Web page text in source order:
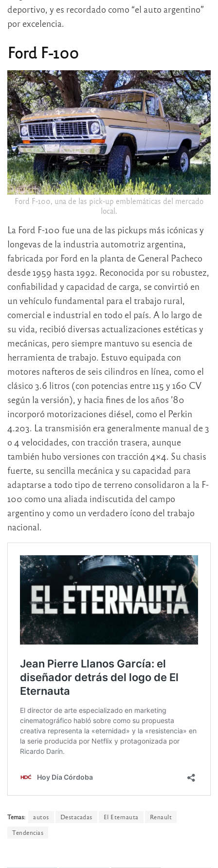
deportivo, y es recordado como “el auto argentino”
por excelencia.
Ford F-100
Ford F-100, una de las pick-up emblemáticas del mercado
local.
La Ford F-100 fue una de las pickups más icónicas y
longevas de la industria automotriz argentina,
fabricada por Ford en la planta de General Pacheco
desde 1959 hasta 1992. Reconocida por su robustez,
confiabilidad y capacidad de carga, se convirtió en
un vehículo fundamental para el trabajo rural,
comercial e industrial en todo el país. A lo largo de
su vida, recibió diversas actualizaciones estéticas y
mecánicas, pero siempre mantuvo su esencia de
herramienta de trabajo. Estuvo equipada con
motores nafteros de seis cilindros en línea, como el
clásico 3.6 litros (con potencias entre 115 y 160 CV
según la versión), y hacia fines de los años ’80
incorporó motorizaciones diésel, como el Perkin
4.203. La transmisión era generalmente manual de 3
o 4 velocidades, con tracción trasera, aunque
también hubo versiones con tracción 4×4. Su chasis
fuerte, su sencilla mecánica y su capacidad para
adaptarse a todo tipo de terreno consolidaron a la F-
100 como una aliada indiscutida del campo
argentino y como un verdadero ícono del trabajo
nacional.
Temas: autos Destacadas El Eternauta
Renault
Tendencias